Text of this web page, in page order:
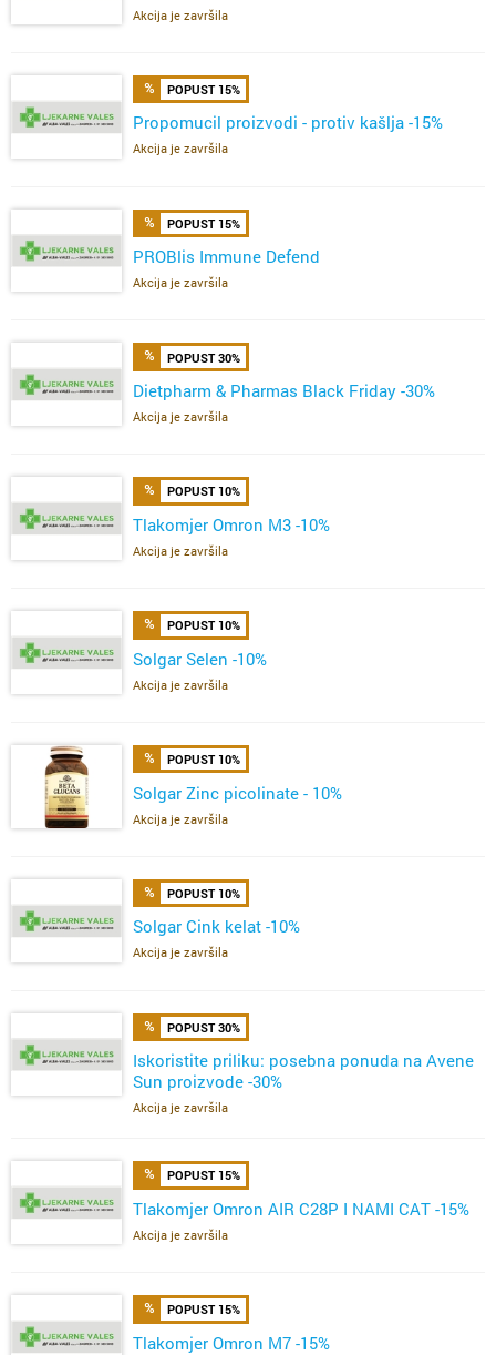
Akcija je završila
POPUST 15%
Propomucil proizvodi - protiv kašlja -15%
Akcija je završila
POPUST 15%
PROBlis Immune Defend
Akcija je završila
POPUST 30%
Dietpharm & Pharmas Black Friday -30%
Akcija je završila
POPUST 10%
Tlakomjer Omron M3 -10%
Akcija je završila
POPUST 10%
Solgar Selen -10%
Akcija je završila
POPUST 10%
Solgar Zinc picolinate - 10%
Akcija je završila
POPUST 10%
Solgar Cink kelat -10%
Akcija je završila
POPUST 30%
Iskoristite priliku: posebna ponuda na Avene
Sun proizvode -30%
Akcija je završila
POPUST 15%
Tlakomjer Omron AIR C28P I NAMI CAT -15%
Akcija je završila
POPUST 15%
Tlakomjer Omron M7 -15%